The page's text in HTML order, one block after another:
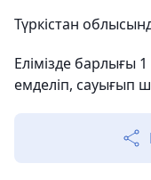
Түркістан
Елімізде барлығы
емделіп, сауығып